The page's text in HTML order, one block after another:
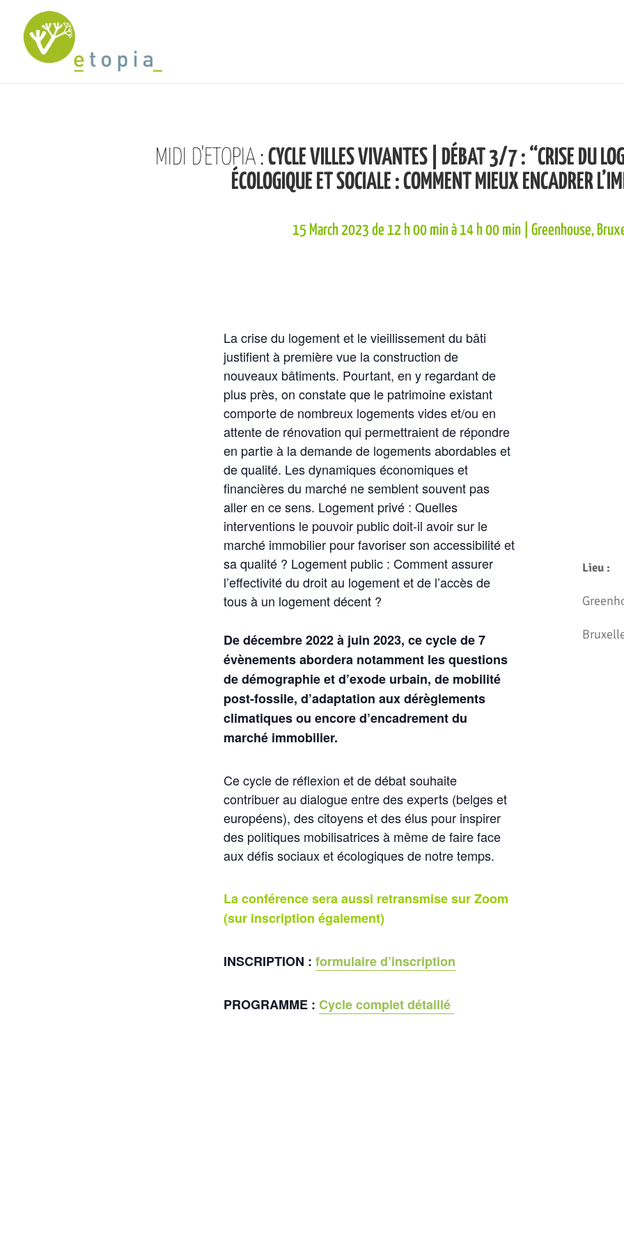
MIDI D'ETOPIA : CYCLE VILLES VIVANTES | DÉBAT 3/7 : “CRISE DU
ÉCOLOGIQUE ET SOCIALE : COMMENT MIEUX ENCADRER
15 March 2023 de 12 h 00 minà14 h 00 min| Greenhouse,
La crise du logement et le vieillissement du bâti
justifient à première vue la construction de
nouveaux bâtiments. Pourtant, en y regardant de
plus près, on constate que le patrimoine existant
comporte de nombreux logements vides et/ou en
attente de rénovation qui permettraient de répondre
en partie à la demande de logements abordables et
de qualité. Les dynamiques économiques et
financières du marché ne semblent souvent pas
aller en ce sens. Logement privé : Quelles
interventions le pouvoir public doit-il avoir sur le
marché immobilier pour favoriser son accessibilité et
sa qualité ? Logement public : Comment assurer
l’effectivité du droit au logement et de l’accès de
tous à un logement décent ?
De décembre 2022 à juin 2023, ce cycle de 7
évènements abordera notamment les questions
de démographie et d’exode urbain, de mobilité
post-fossile, d’adaptation aux dérèglements
climatiques ou encore d’encadrement du
marché immobilier.
Ce cycle de réflexion et de débat souhaite
contribuer au dialogue entre des experts (belges et
européens), des citoyens et des élus pour inspirer
des politiques mobilisatrices à même de faire face
aux défis sociaux et écologiques de notre temps.
La conférence sera aussi retransmise sur Zoom
(sur inscription également)
INSCRIPTION :formulaire d’inscription
PROGRAMME :Cycle complet détaillé
Lieu :